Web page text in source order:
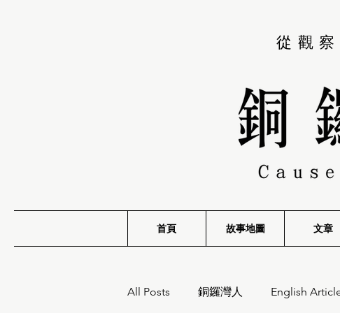
從觀
首頁 故事地圖 文章
All Posts 銅鑼灣人 English